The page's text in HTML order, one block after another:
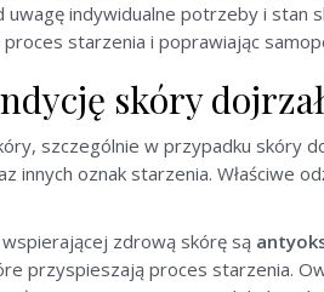
indywidualne potrzeby i stan
starzenia i poprawiając
skóry
szczególnie w przypadku skóry
innych oznak starzenia. Właściwe
zdrową skórę są
przyspieszają proces starzenia.